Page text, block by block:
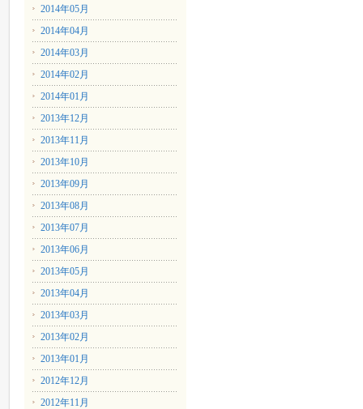
2014年05月
2014年04月
2014年03月
2014年02月
2014年01月
2013年12月
2013年11月
2013年10月
2013年09月
2013年08月
2013年07月
2013年06月
2013年05月
2013年04月
2013年03月
2013年02月
2013年01月
2012年12月
2012年11月